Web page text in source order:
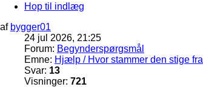
Hop til indlæg
af bygger01
24 jul 2026, 21:25
Forum: Begynderspørgsmål
Emne: Hjælp / Hvor stammer den stige fra
Svar: 13
Visninger: 721